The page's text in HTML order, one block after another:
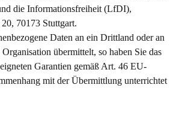
die Informationsfreiheit (LfDI),
70173 Stuttgart.
Daten an ein Drittland oder an
übermittelt, so haben Sie das
Garantien gemäß Art. 46 EU-
mit der Übermittlung unterrichtet